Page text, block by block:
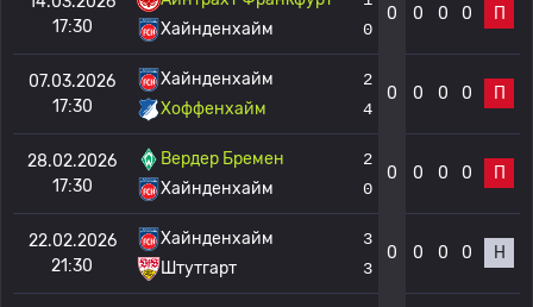
17:30
Хайнденхайм
0
0 0 0 0 П
07.03.2026
17:30
Хайнденхайм
Хоффенхайм
2
4
0 0 0 0 П
28.02.2026
17:30
Вердер Бремен
Хайнденхайм
2
0
0 0 0 0 П
22.02.2026
21:30
Хайнденхайм
Штутгарт
3
3
0 0 0 0 Н